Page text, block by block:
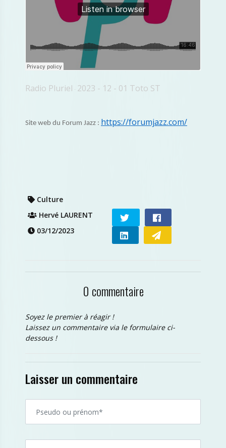
Radio Pluriel · 2023 - 12 - 01 Toto ST
Site web du Forum Jazz : https://forumjazz.com/
Culture
Hervé LAURENT
03/12/2023
0 commentaire
Soyez le premier à réagir !
Laissez un commentaire via le formulaire ci-
dessous !
Laisser un commentaire